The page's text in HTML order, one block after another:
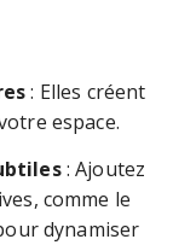
: Elles créent
espace.
: Ajoutez
comme le
dynamiser